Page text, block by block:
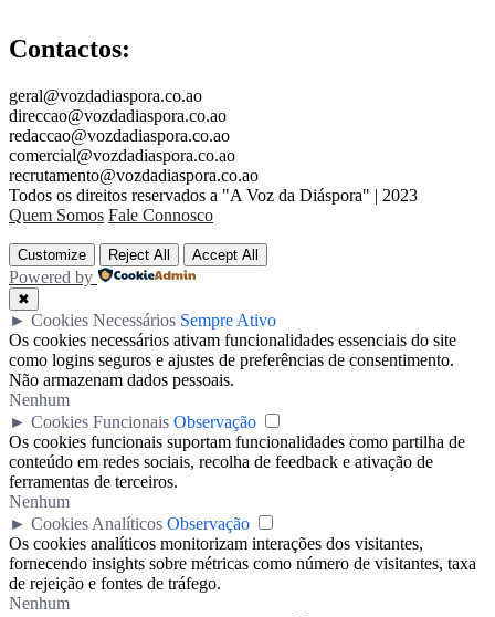
Contactos:
geral@vozdadiaspora.co.ao
direccao@vozdadiaspora.co.ao
redaccao@vozdadiaspora.co.ao
comercial@vozdadiaspora.co.ao
recrutamento@vozdadiaspora.co.ao
Todos os direitos reservados a "A Voz da Diáspora" | 2023
Quem Somos Fale Connosco
Customize Reject All Accept All
Powered by
✖
► Cookies Necessários Sempre Ativo
Os cookies necessários ativam funcionalidades essenciais do site
como logins seguros e ajustes de preferências de consentimento.
Não armazenam dados pessoais.
Nenhum
► Cookies Funcionais Observação
Os cookies funcionais suportam funcionalidades como partilha de
conteúdo em redes sociais, recolha de feedback e ativação de
ferramentas de terceiros.
Nenhum
► Cookies Analíticos Observação
Os cookies analíticos monitorizam interações dos visitantes,
fornecendo insights sobre métricas como número de visitantes, taxa
de rejeição e fontes de tráfego.
Nenhum